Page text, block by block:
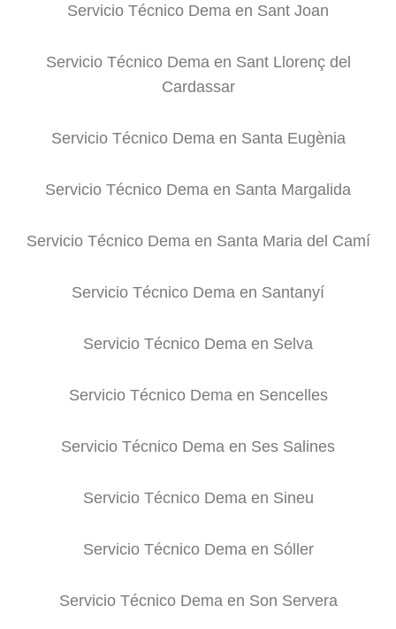
Servicio Técnico Dema en Sant Joan
Servicio Técnico Dema en Sant Llorenç del
Cardassar
Servicio Técnico Dema en Santa Eugènia
Servicio Técnico Dema en Santa Margalida
Servicio Técnico Dema en Santa Maria del Camí
Servicio Técnico Dema en Santanyí
Servicio Técnico Dema en Selva
Servicio Técnico Dema en Sencelles
Servicio Técnico Dema en Ses Salines
Servicio Técnico Dema en Sineu
Servicio Técnico Dema en Sóller
Servicio Técnico Dema en Son Servera